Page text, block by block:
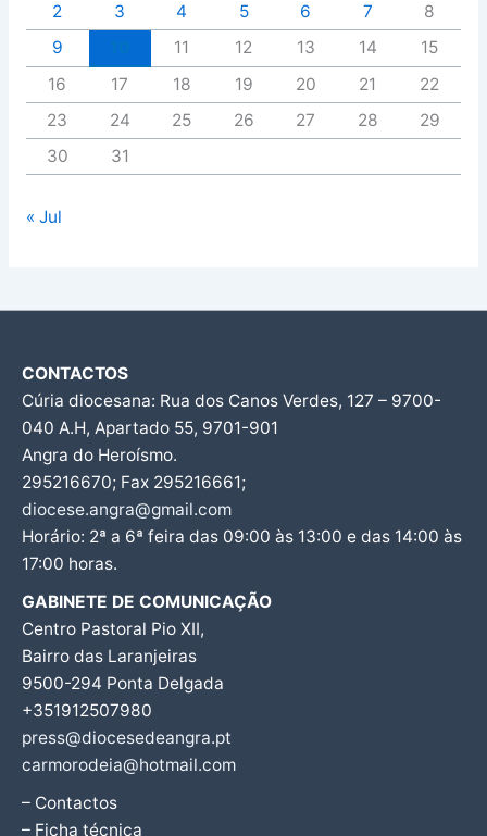
2
3 4 5 6 7
8
9
11 12 13 14
15
16
17 18 19 20 21
22
23
24 25 26 27 28
29
30
31
« Jul
CONTACTOS
Cúria diocesana: Rua dos Canos Verdes, 127 – 9700-
040 A.H, Apartado 55, 9701-901
Angra do Heroísmo.
295216670; Fax 295216661;
diocese.angra@gmail.com
Horário: 2ª a 6ª feira das 09:00 às 13:00 e das 14:00 às
17:00 horas.
GABINETE DE COMUNICAÇÃO
Centro Pastoral Pio XII,
Bairro das Laranjeiras
9500-294 Ponta Delgada
+351912507980
press@diocesedeangra.pt
carmorodeia@hotmail.com
– Contactos
– Ficha técnica